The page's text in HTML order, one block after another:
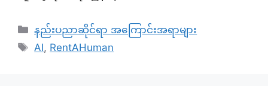
Categories
နည်းပညာဆိုင်ရာ အကြောင်းအရာများ
Tags
AI, RentAHuman